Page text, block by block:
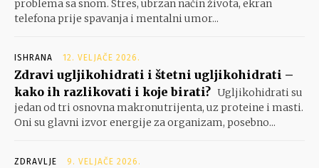
problema sa snom. Stres, ubrzan način života, ekran
telefona prije spavanja i mentalni umor...
ISHRANA 12. VELJAČE 2026.
Zdravi ugljikohidrati i štetni ugljikohidrati –
kako ih razlikovati i koje birati? Ugljikohidrati su
jedan od tri osnovna makronutrijenta, uz proteine i masti.
Oni su glavni izvor energije za organizam, posebno...
ZDRAVLJE 9. VELJAČE 2026.